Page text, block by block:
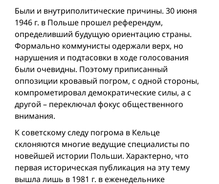
Были и внутриполитические причины. 30 июня
1946 г. в Польше прошел референдум,
определивший будущую ориентацию страны.
Формально коммунисты одержали верх, но
нарушения и подтасовки в ходе голосования
были очевидны. Поэтому приписанный
оппозиции кровавый погром, с одной стороны,
компрометировал демократические силы, а с
другой – переключал фокус общественного
внимания.
К советскому следу погрома в Кельце
склоняются многие ведущие специалисты по
новейшей истории Польши. Характерно, что
первая историческая публикация на эту тему
вышла лишь в 1981 г. в еженедельнике